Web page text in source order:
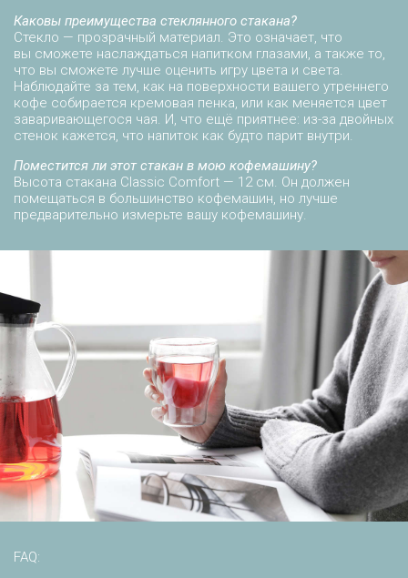
Каковы преимущества стеклянного стакана?
Стекло — прозрачный материал. Это означает, что
вы сможете наслаждаться напитком глазами, а также то,
что вы сможете лучше оценить игру цвета и света.
Наблюдайте за тем, как на поверхности вашего утреннего
кофе собирается кремовая пенка, или как меняется цвет
заваривающегося чая. И, что ещё приятнее: из-за двойных
стенок кажется, что напиток как будто парит внутри.
Поместится ли этот стакан в мою кофемашину?
Высота стакана Classic Comfort — 12 см. Он должен
помещаться в большинство кофемашин, но лучше
предварительно измерьте вашу кофемашину.
FAQ: